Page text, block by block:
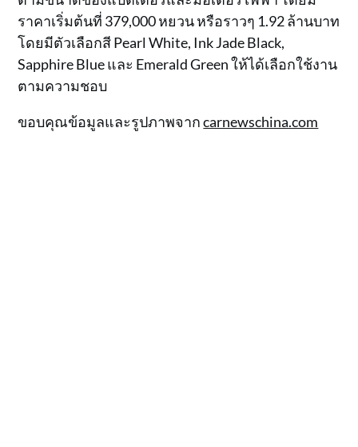
ราคาเริ่มต้นที่ 379,000 หยวน หรือราวๆ 1.92 ล้านบาท
โดยมีตัวเลือกสี Pearl White, Ink Jade Black,
Sapphire Blue และ Emerald Green ให้ได้เลือกใช้งาน
ตามความชอบ
ขอบคุณข้อมูลและรูปภาพจากcarnewschina.com